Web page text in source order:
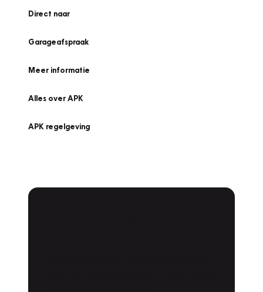
Direct naar
Garageafspraak
Meer informatie
Alles over APK
APK regelgeving